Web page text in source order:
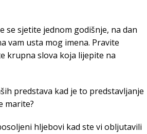
se sjetite jednom godišnje, na dan
vam usta mog imena. Pravite
krupna slova koja lijepite na
predstava kad je to predstavljanje
marite?
hljebovi kad ste vi obljutavili